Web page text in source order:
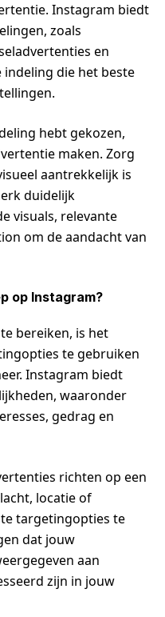
Instagram biedt
zoals
en
indeling die het beste
hebt gekozen,
maken. Zorg
aantrekkelijk is
duidelijk
visuals, relevante
om de aandacht van
op Instagram?
bereiken, is het
te gebruiken
Instagram biedt
waaronder
gedrag en
richten op een
locatie of
targetingopties te
dat jouw
aan
zijn in jouw